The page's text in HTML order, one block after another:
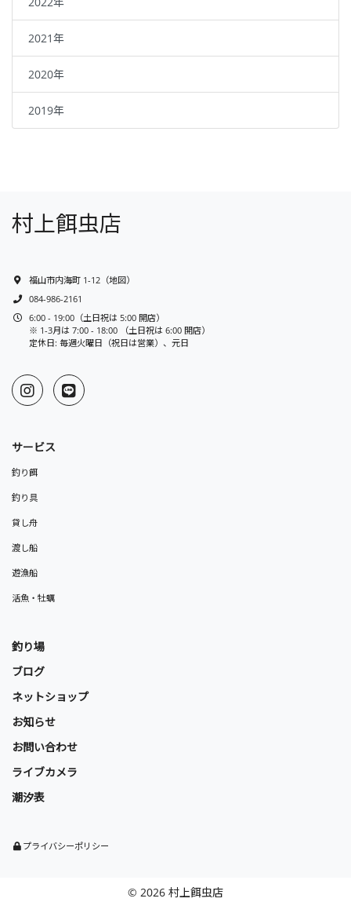
2021年
2020年
2019年
村上餌虫店
福山市内海町 1-12 （地図）
084-986-2161
6:00 - 19:00（土日祝は 5:00 開店）
※ 1-3月は 7:00 - 18:00 （土日祝は 6:00 開店）
定休日: 毎週火曜日（祝日は営業）、元日
サービス
釣り餌
釣り具
貸し舟
渡し船
遊漁船
活魚・牡蠣
釣り場
ブログ
ネットショップ
お知らせ
お問い合わせ
ライブカメラ
潮汐表
プライバシーポリシー
© 2026 村上餌虫店